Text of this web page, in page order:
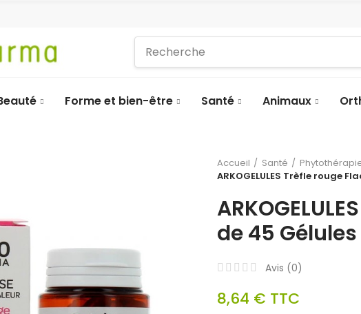
Forme et bien-être Santé Animaux
Accueil Santé
ARKOGELULES Trèfle rouge
de 45 Gélules
Avis (0)
8,64 € TTC